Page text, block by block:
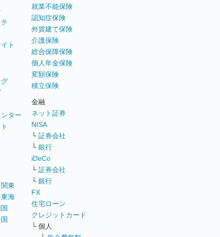
ト
ター
関東
東海
就業不能保険
認知症保険
外貨建て保険
介護保険
総合保障保険
個人年金保険
変額保険
積立保険
金融
ネット証券
NISA
└ 証券会社
└ 銀行
iDeCo
└ 証券会社
└ 銀行
FX
住宅ローン
クレジットカード
└ 個人